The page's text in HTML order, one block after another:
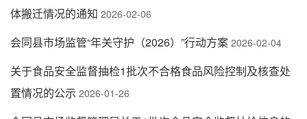
体搬迁情况的通知 2026-02-06
会同县市场监管“年关守护（2026）”行动方案 2026-02-04
关于食品安全监督抽检1批次不合格食品风险控制及核查处
置情况的公示 2026-01-26